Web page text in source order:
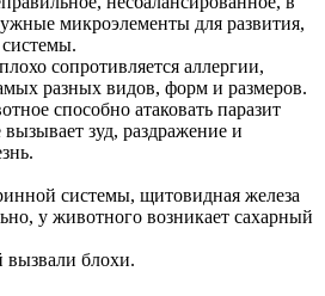
микроэлементы для развития,
сопротивляется аллергии,
разных видов, форм и размеров.
способно атаковать паразит
зуд, раздражение и
системы, щитовидная железа
у животного возникает сахарный
вызвали блохи.